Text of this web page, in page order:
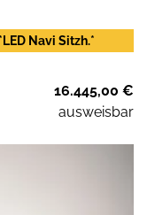
Navi Sitzh.*
16.445,00 €
ausweisbar